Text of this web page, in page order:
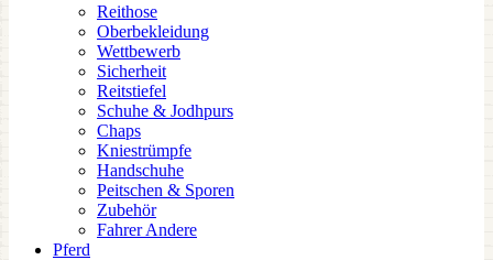
Reithose
Oberbekleidung
Wettbewerb
Sicherheit
Reitstiefel
Schuhe & Jodhpurs
Chaps
Kniestrümpfe
Handschuhe
Peitschen & Sporen
Zubehör
Fahrer Andere
Pferd